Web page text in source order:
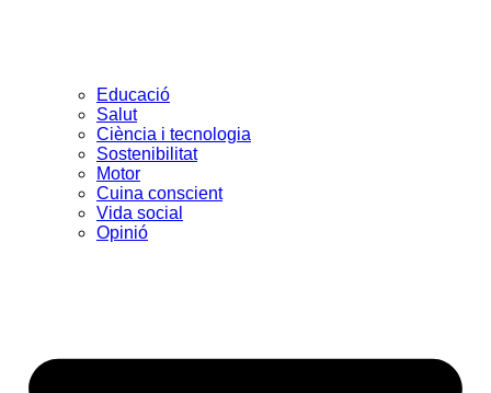
Educació
Salut
Ciència i tecnologia
Sostenibilitat
Motor
Cuina conscient
Vida social
Opinió